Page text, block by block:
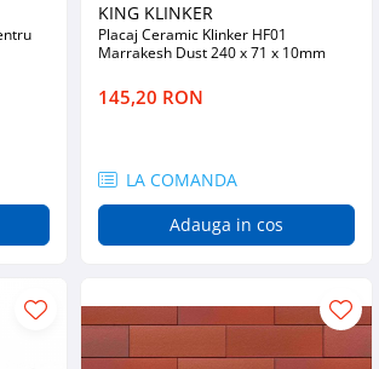
KING KLINKER
Placaj Ceramic Klinker HF01
Marrakesh Dust 240 x 71 x 10mm
145,20 RON
LA COMANDA
Adauga in cos